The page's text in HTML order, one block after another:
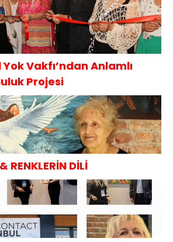
Vakfı’ndan Anlamlı
Projesi
RENKLERİN DİLİ